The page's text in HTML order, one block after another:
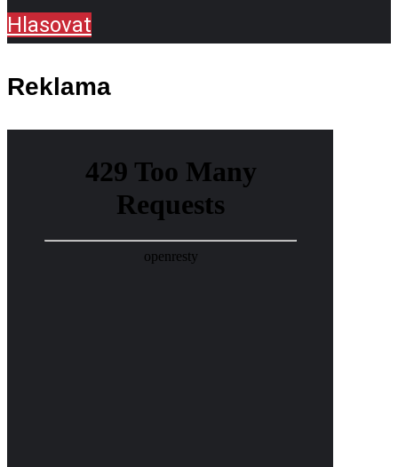
Hlasovat
Reklama